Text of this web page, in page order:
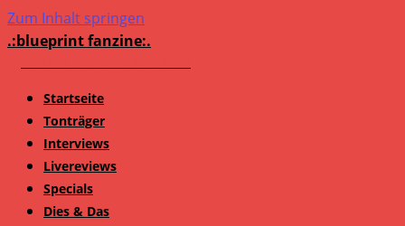
Zum Inhalt springen
.:blueprint fanzine:.
Startseite
Tonträger
Interviews
Livereviews
Specials
Dies & Das